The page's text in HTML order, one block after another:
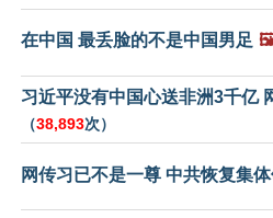
在中国 最丢脸的不是中国男足
习近平没有中国心送非洲3千亿
（38,893次）
网传习已不是一尊 中共恢复集